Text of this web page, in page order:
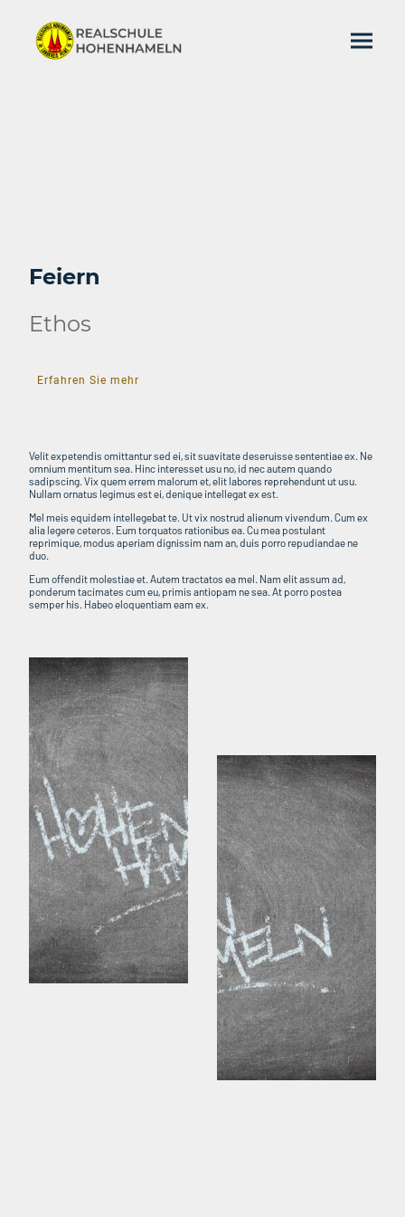
Feiern
Ethos
Erfahren Sie mehr
Velit expetendis omittantur sed ei, sit suavitate deseruisse sententiae ex. Ne
omnium mentitum sea. Hinc interesset usu no, id nec autem quando
sadipscing. Vix quem errem malorum et, elit labores reprehendunt ut usu.
Nullam ornatus legimus est ei, denique intellegat ex est.
Mel meis equidem intellegebat te. Ut vix nostrud alienum vivendum. Cum ex
alia legere ceteros. Eum torquatos rationibus ea. Cu mea postulant
reprimique, modus aperiam dignissim nam an, duis porro repudiandae ne
duo.
Eum offendit molestiae et. Autem tractatos ea mel. Nam elit assum ad,
ponderum tacimates cum eu, primis antiopam ne sea. At porro postea
semper his. Habeo eloquentiam eam ex.